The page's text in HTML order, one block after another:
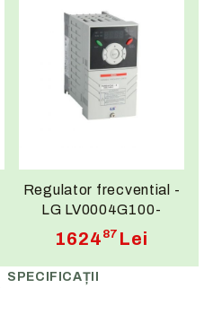
Regulator frecvential -
LG LV0004G100-
4EOFN
1624 87 Lei
SPECIFICAȚII